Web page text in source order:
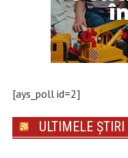
[ays_poll id=2]
ULTIMELE ȘTIRI